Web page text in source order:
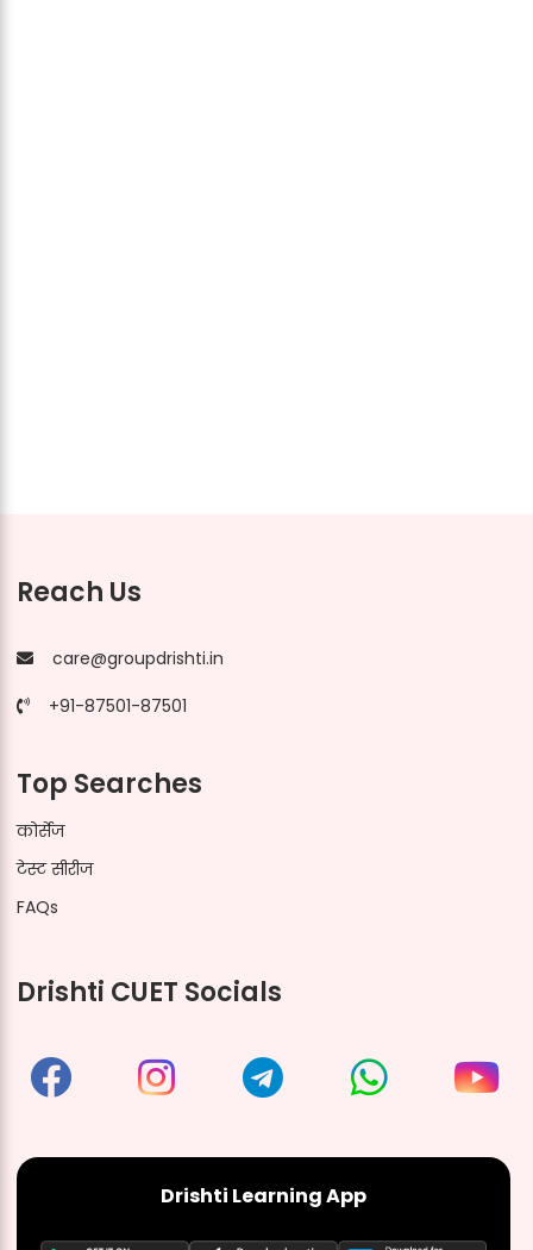
Reach Us
care@groupdrishti.in
+91-87501-87501
Top Searches
कोर्सेज
टेस्ट सीरीज
FAQs
Drishti CUET Socials
Drishti Learning App